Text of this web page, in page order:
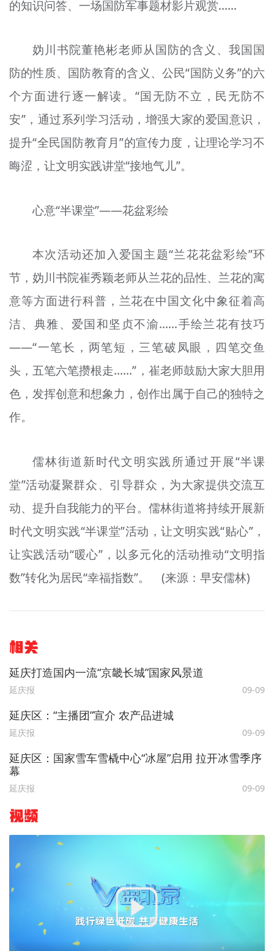
的知识问答、一场国防军事题材影片观赏……
妫川书院董艳彬老师从国防的含义、我国国
防的性质、国防教育的含义、公民“国防义务”的六
个方面进行逐一解读。“国无防不立，民无防不
安”，通过系列学习活动，增强大家的爱国意识，
提升“全民国防教育月”的宣传力度，让理论学习不
晦涩，让文明实践讲堂“接地气儿”。
心意“半课堂”——花盆彩绘
本次活动还加入爱国主题“兰花花盆彩绘”环
节，妫川书院崔秀颖老师从兰花的品性、兰花的寓
意等方面进行科普，兰花在中国文化中象征着高
洁、典雅、爱国和坚贞不渝……手绘兰花有技巧
——“一笔长，两笔短，三笔破凤眼，四笔交鱼
头，五笔六笔攒根走……”，崔老师鼓励大家大胆用
色，发挥创意和想象力，创作出属于自己的独特之
作。
儒林街道新时代文明实践所通过开展“半课
堂”活动凝聚群众、引导群众，为大家提供交流互
动、提升自我能力的平台。儒林街道将持续开展新
时代文明实践“半课堂”活动，让文明实践“贴心”，
让实践活动“暖心”，以多元化的活动推动“文明指
数”转化为居民“幸福指数”。 (来源：早安儒林)
相关
延庆打造国内一流“京畿长城”国家风景道
延庆报 09-09
延庆区：“主播团”宣介 农产品进城
延庆报 09-09
延庆区：国家雪车雪橇中心“冰屋”启用 拉开冰雪季序
幕
延庆报 09-09
视频